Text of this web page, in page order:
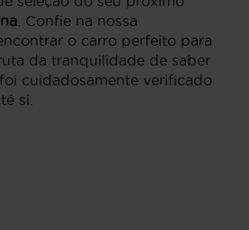
. Confie na nossa
o carro perfeito para
da tranquilidade de saber
cuidadosamente verificado
si.